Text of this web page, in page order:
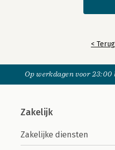
<
Op werkdagen voor
Zakelijk
Zakelijke diensten